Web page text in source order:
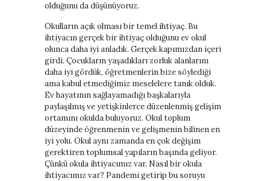
olduğunu da düşünüyoruz.
Okulların açık olması bir temel ihtiyaç. Bu
ihtiyacın gerçek bir ihtiyaç olduğunu ev okul
olunca daha iyi anladık. Gerçek kapımızdan içeri
girdi. Çocukların yaşadıkları zorluk alanlarını
daha iyi gördük, öğretmenlerin bize söylediği
ama kabul etmediğimiz meselelere tanık olduk.
Ev hayatının sağlayamadığı başkalarıyla
paylaşılmış ve yetişkinlerce düzenlenmiş gelişim
ortamını okulda buluyoruz. Okul toplum
düzeyinde öğrenmenin ve gelişmenin bilinen en
iyi yolu. Okul aynı zamanda en çok değişim
gerektiren toplumsal yapıların başında geliyor.
Çünkü okula ihtiyacımız var. Nasıl bir okula
ihtiyacımız var? Pandemi getirip bu soruyu